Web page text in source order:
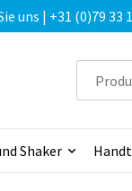
uns | +31 (0)79 33
Shaker